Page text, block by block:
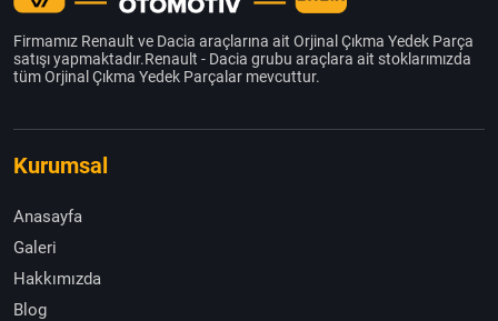
Firmamız Renault ve Dacia araçlarına ait Orjinal Çıkma Yedek Parça
satışı yapmaktadır.Renault - Dacia grubu araçlara ait stoklarımızda
tüm Orjinal Çıkma Yedek Parçalar mevcuttur.
Kurumsal
Anasayfa
Galeri
Hakkımızda
Blog